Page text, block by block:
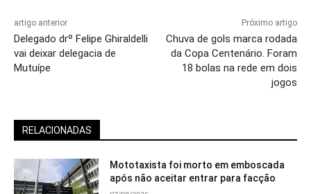
artigo anterior
​Delegado drº Felipe Ghiraldelli
vai deixar delegacia de
Mutuípe
Próximo artigo
Chuva de gols marca rodada
da Copa Centenário. Foram
18 bolas na rede em dois
jogos
RELACIONADAS
Mototaxista foi morto em emboscada
após não aceitar entrar para facção